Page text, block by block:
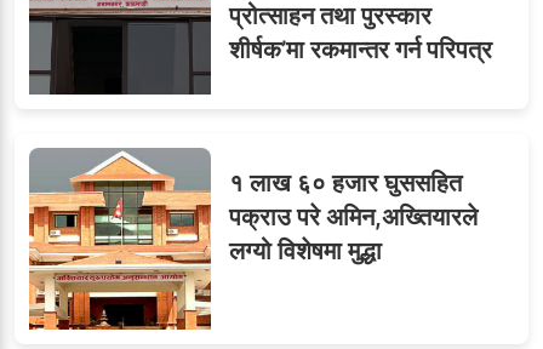
८ तीन सहसचिवले दिए राजीनामा
९ओएनएमका नाममा अत्याचार :
सब–इन्जिनियरहरुको गम्भीर
ध्यानाकर्षण
प्रोत्साहन तथा पुरस्कार
शीर्षक’मा रकमान्तर गर्न परिपत्र
१ लाख ६० हजार घुससहित
पक्राउ परे अमिन,अख्तियारले
लग्यो विशेषमा मुद्धा